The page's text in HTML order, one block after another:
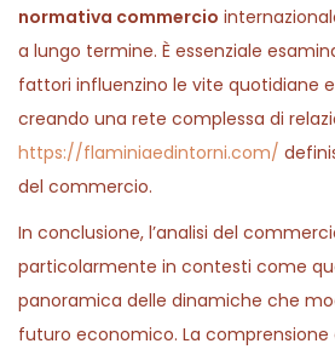
normativa commercio
a lungo termine. È essenziale
fattori influenzino le vite quotidiane
creando una rete complessa di
https://flaminiaedintorni.com/
del commercio.
In conclusione, l’analisi del
particolarmente in contesti come
panoramica delle dinamiche che
futuro economico. La comprensione